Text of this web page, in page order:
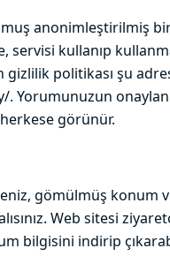
anonimleştirilmiş
servisi kullanıp
politikası şu
Yorumunuzun
görünür.
gömülmüş konum
Web sitesi
bilgisini indirip